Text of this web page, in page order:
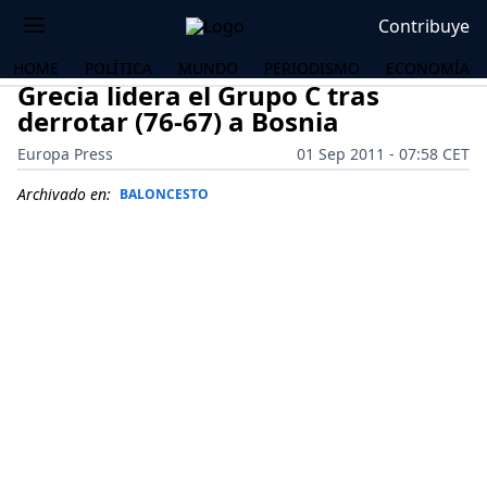
Contribuye
HOME POLÍTICA MUNDO PERIODISMO ECONOMÍA
Grecia lidera el Grupo C tras
derrotar (76-67) a Bosnia
Europa Press
01 Sep 2011 - 07:58 CET
Archivado en: BALONCESTO